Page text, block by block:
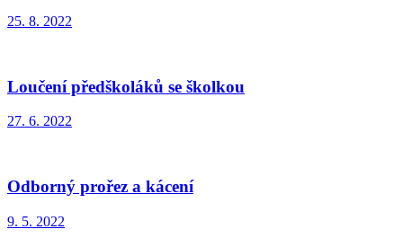
25. 8. 2022
Loučení předškoláků se školkou
27. 6. 2022
Odborný prořez a kácení
9. 5. 2022